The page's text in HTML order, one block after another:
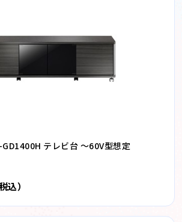
テレビ台 〜60V型想定
込）